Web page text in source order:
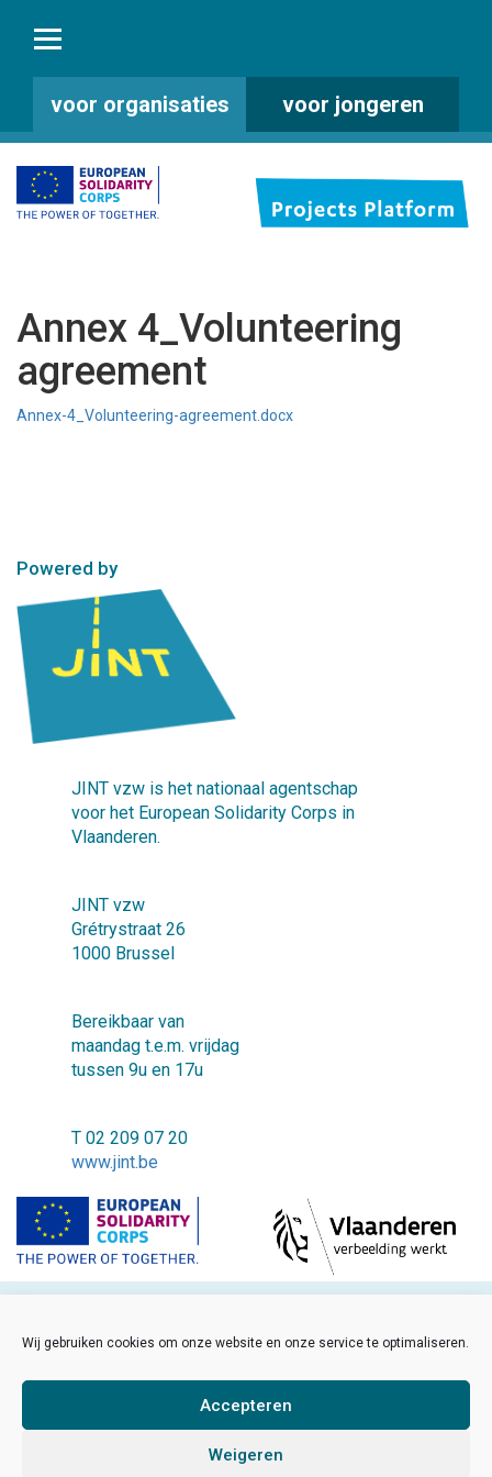
Wij gebruiken cookies om onze website en onze service te optimaliseren.
Accepteren
Weigeren
voor organisaties voor jongeren
Annex 4_Volunteering
agreement
Annex-4_Volunteering-agreement.docx
Powered by
JINT vzw is het nationaal agentschap
voor het European Solidarity Corps in
Vlaanderen.
JINT vzw
Grétrystraat 26
1000 Brussel
Bereikbaar van
maandag t.e.m. vrijdag
tussen 9u en 17u
T 02 209 07 20
www.jint.be